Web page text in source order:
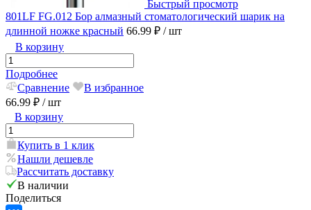
Быстрый просмотр
801LF FG.012 Бор алмазный стоматологический шарик на
длинной ножке красный 66.99 ₽ / шт
В корзину
Подробнее
Сравнение
В избранное
66.99 ₽ / шт
В корзину
Купить в 1 клик
Нашли дешевле
Рассчитать доставку
В наличии
Поделиться